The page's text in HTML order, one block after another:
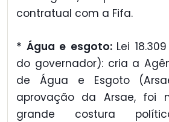
contratual com a Fifa.
* Água e esgoto: Lei
do governador): cria a
de Água e Esgoto
aprovação da Arsae, foi
grande costura